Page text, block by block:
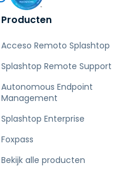
Producten
Acceso Remoto Splashtop
Splashtop Remote Support
Autonomous Endpoint
Management
Splashtop Enterprise
Foxpass
Bekijk alle producten